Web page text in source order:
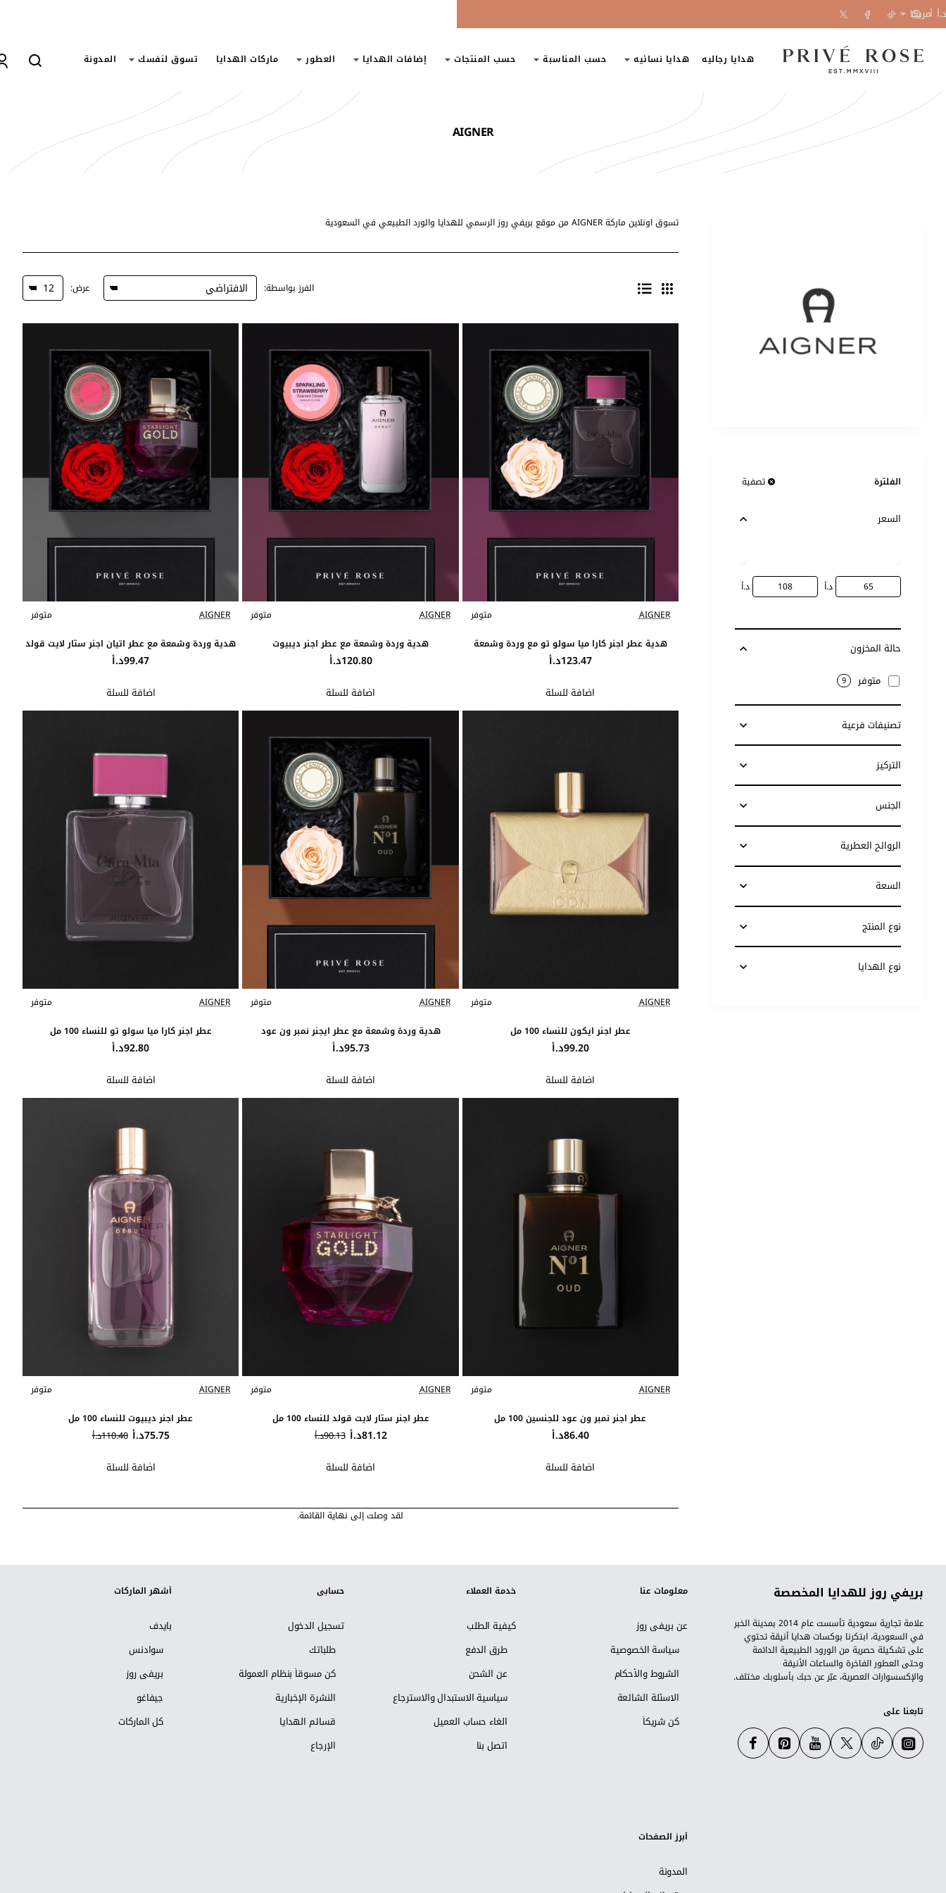
أمريكا
هدايا رجاليه هدايا نسائيه حسب المناسبة حسب المنتجات إضافات الهدايا العطور ماركات الهدايا تسوق لنفسك المدونة
AIGNER
الفلترة تصفية
السعر
د.أ د.أ
حالة المخزون
متوفر
9
تصنيفات فرعية
التركيز
الجنس
الروائح العطرية
السعة
نوع المنتج
نوع الهدايا
تسوق اونلاين ماركة AIGNER من موقع بريفي روز الرسمي للهدايا والورد الطبيعي في السعودية
الفرز بواسطة: عرض:
AIGNER
متوفر
هدية عطر اجنر كارا ميا سولو تو مع وردة وشمعة
123.47د.أ
اضافة للسلة
AIGNER
متوفر
هدية وردة وشمعة مع عطر اجنر ديبيوت
120.80د.أ
اضافة للسلة
AIGNER
متوفر
هدية وردة وشمعة مع عطر اتيان اجنر ستار لايت قولد
99.47د.أ
اضافة للسلة
AIGNER
متوفر
عطر اجنر ايكون للنساء 100 مل
99.20د.أ
اضافة للسلة
AIGNER
متوفر
هدية وردة وشمعة مع عطر ايجنر نمبر ون عود
95.73د.أ
اضافة للسلة
AIGNER
متوفر
عطر اجنر كارا ميا سولو تو للنساء 100 مل
92.80د.أ
اضافة للسلة
AIGNER
متوفر
عطر اجنر نمبر ون عود للجنسين 100 مل
86.40د.أ
اضافة للسلة
AIGNER
متوفر
عطر اجنر ستار لايت قولد للنساء 100 مل
81.12د.أ 90.13د.أ
اضافة للسلة
AIGNER
متوفر
عطر اجنر ديبيوت للنساء 100 مل
75.75د.أ 110.40د.أ
اضافة للسلة
لقد وصلت إلى نهاية القائمة.
بريفي روز للهدايا المخصصة
علامة تجارية سعودية تأسست عام 2014 بمدينة الخبر
في السعودية، ابتكرنا بوكسات هدايا أنيقة تحتوي
على تشكيلة حصرية من الورود الطبيعية الدائمة
وحتى العطور الفاخرة والساعات الأنيقة
والإكسسوارات العصرية، عبّر عن حبك بأسلوبك مختلف.
تابعنا على
معلومات عنا
عن بريفي روز
سياسة الخصوصية
الشروط والأحكام
الاسئلة الشائعة
كن شريكاً
خدمة العملاء
كيفية الطلب
طرق الدفع
عن الشحن
سياسية الاستبدال والاسترجاع
الغاء حساب العميل
اتصل بنا
حسابي
تسجيل الدخول
طلباتك
كن مسوقاً بنظام العمولة
النشرة الإخبارية
قسائم الهدايا
الإرجاع
أشهر الماركات
بايدف
سوادنس
بريفي روز
جيفاغو
كل الماركات
أبرز الصفحات
المدونة